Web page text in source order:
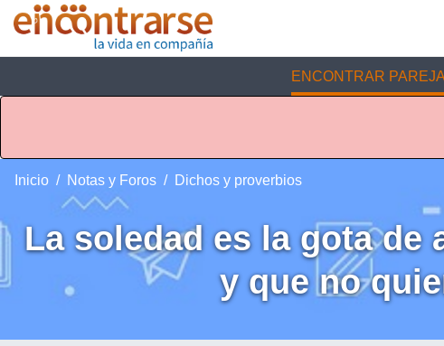
ENCONTRAR
Inicio Notas y Foros Dichos y proverbios
La soledad es la gota de
y que no